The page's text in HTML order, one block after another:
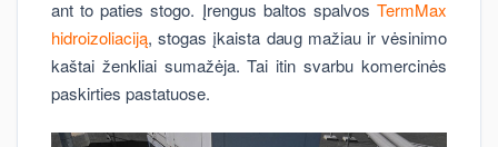
ant to paties stogo. Įrengus baltos spalvos TermMax
hidroizoliaciją, stogas įkaista daug mažiau ir vėsinimo
kaštai ženkliai sumažėja. Tai itin svarbu komercinės
paskirties pastatuose.